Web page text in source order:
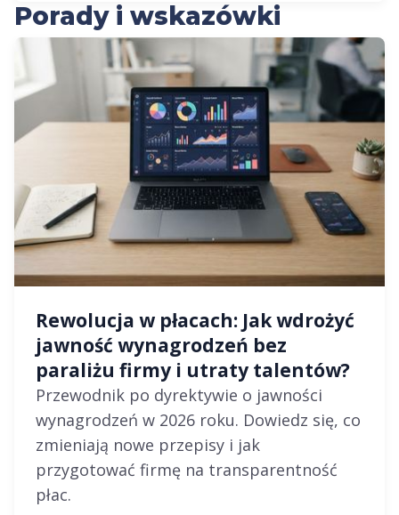
Porady i wskazówki
Rewolucja w płacach: Jak wdrożyć
jawność wynagrodzeń bez
paraliżu firmy i utraty talentów?
Przewodnik po dyrektywie o jawności
wynagrodzeń w 2026 roku. Dowiedz się, co
zmieniają nowe przepisy i jak
przygotować firmę na transparentność
płac.